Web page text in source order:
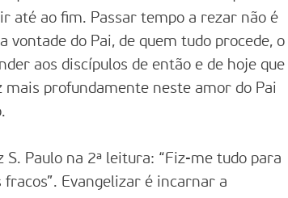
até ao fim. Passar tempo a rezar não é
vontade do Pai, de quem tudo procede, o
aos discípulos de então e de hoje que
mais profundamente neste amor do Pai
S. Paulo na 2ª leitura: “Fiz-me tudo para
Evangelizar é incarnar a